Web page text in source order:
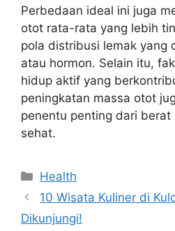
Perbedaan ideal ini juga
otot rata-rata yang lebih
pola distribusi lemak yang
atau hormon. Selain itu,
hidup aktif yang
peningkatan massa otot
penentu penting dari
sehat.
Categories
Health
10 Wisata Kuliner di
Dikunjungi!